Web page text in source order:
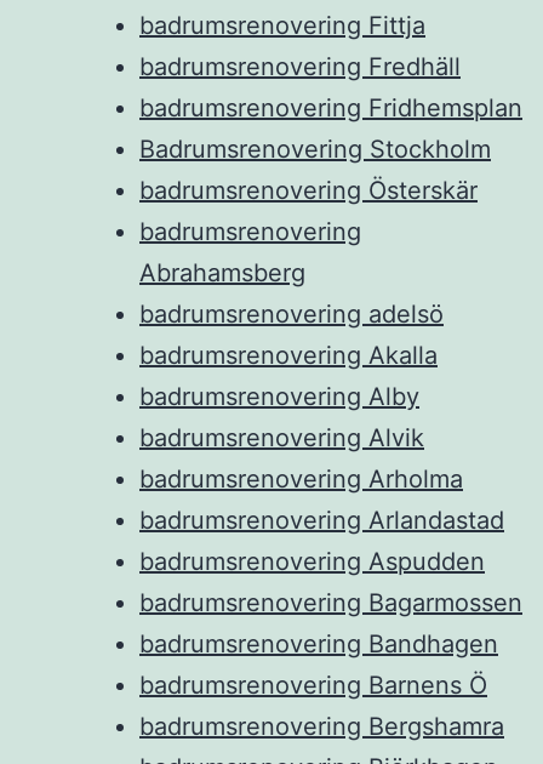
badrumsrenovering Fittja
badrumsrenovering Fredhäll
badrumsrenovering Fridhemsplan
Badrumsrenovering Stockholm
badrumsrenovering Österskär
badrumsrenovering
Abrahamsberg
badrumsrenovering adelsö
badrumsrenovering Akalla
badrumsrenovering Alby
badrumsrenovering Alvik
badrumsrenovering Arholma
badrumsrenovering Arlandastad
badrumsrenovering Aspudden
badrumsrenovering Bagarmossen
badrumsrenovering Bandhagen
badrumsrenovering Barnens Ö
badrumsrenovering Bergshamra